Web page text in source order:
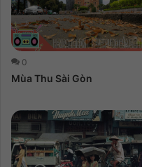
0
Mùa Thu Sài Gòn